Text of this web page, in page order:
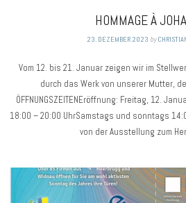
HOMMAGE À
23. DEZEMBER 2023 by
Vom 12. bis 21. Januar zeigen wir im
durch das Werk von unserer Mutter,
ÖFFNUNGSZEITENEröffnung: Freitag, 12.
18:00 – 20:00 UhrSamstags und sonntags
von der Ausstellung zum